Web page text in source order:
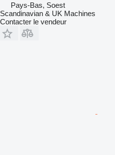
Pays-Bas, Soest
Scandinavian & UK Machines
Contacter le vendeur